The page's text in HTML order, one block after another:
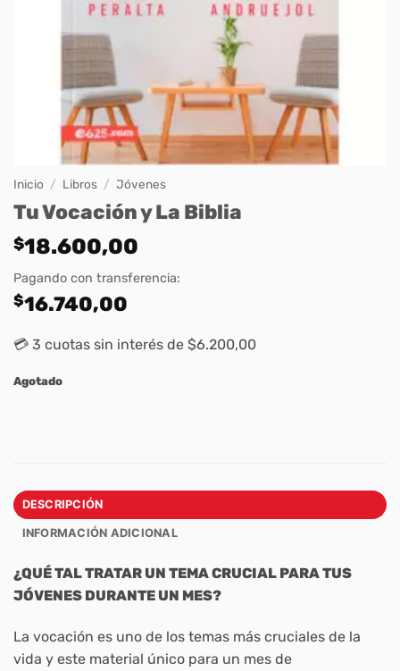
Inicio / Libros / Jóvenes
Tu Vocación y La Biblia
$18.600,00
Pagando con transferencia:
$16.740,00
💳 3 cuotas sin interés de $6.200,00
Agotado
DESCRIPCIÓN
INFORMACIÓN ADICIONAL
¿QUÉ TAL TRATAR UN TEMA CRUCIAL PARA TUS
JÓVENES DURANTE UN MES?
La vocación es uno de los temas más cruciales de la
vida y este material único para un mes de